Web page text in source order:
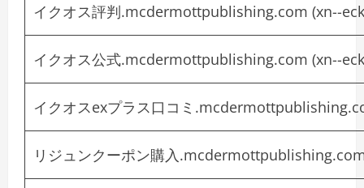
イクオス評判.mcdermottpublishing.com (xn--
イクオス公式.mcdermottpublishing.com (xn--
イクオスexプラス口コミ
リジュンクーポン購入